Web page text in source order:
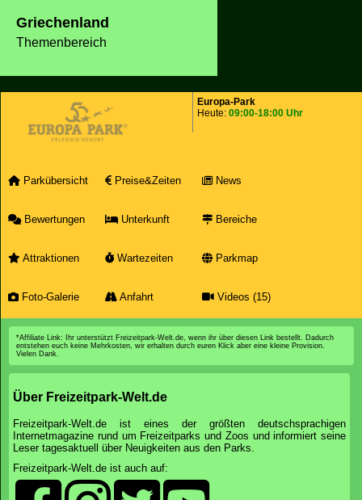
Griechenland
Themenbereich
Europa-Park
Heute: 09:00-18:00 Uhr
Parkübersicht Preise&Zeiten News
Bewertungen Unterkunft Bereiche
Attraktionen Wartezeiten Parkmap
Foto-Galerie Anfahrt Videos (15)
*Affiliate Link: Ihr unterstützt Freizeitpark-Welt.de, wenn ihr über diesen Link bestellt. Dadurch
entstehen euch keine Mehrkosten, wir erhalten durch euren Klick aber eine kleine Provision.
Vielen Dank.
Über Freizeitpark-Welt.de
Freizeitpark-Welt.de ist eines der größten deutschsprachigen
Internetmagazine rund um Freizeitparks und Zoos und informiert seine
Leser tagesaktuell über Neuigkeiten aus den Parks.
Freizeitpark-Welt.de ist auch auf: